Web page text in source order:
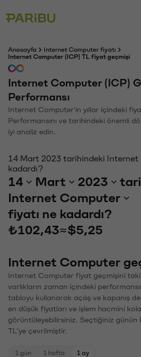
Anasayfa
Internet Computer fiyatı
Internet Computer (ICP) TL fiyat geçmişi
Internet Computer (ICP)
Performansı
Internet Computer'in yıllar içindeki
Performansını ve tarihindeki önemli
iyi analiz edin.
14 Mart 2023 tarihindeki Internet
kadardı?
14 Mart 2023
Internet Computer
fiyatı ne kadardı?
₺102,43≈$5,25
Internet Computer
Internet Computer fiyat geçmişini
varlıkların zaman içindeki
tabloyu kullanarak açılış ve kapanış
en düşük fiyatları ve işlem hacmini
görüntüleyebilirsiniz. Seçtiğiniz günün
TL'ye çevrilmiştir.
1 gün 1 hafta 1 ay